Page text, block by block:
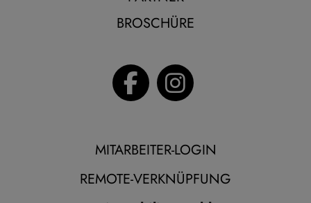
BROSCHÜRE
MITARBEITER-LOGIN
REMOTE-VERKNÜPFUNG